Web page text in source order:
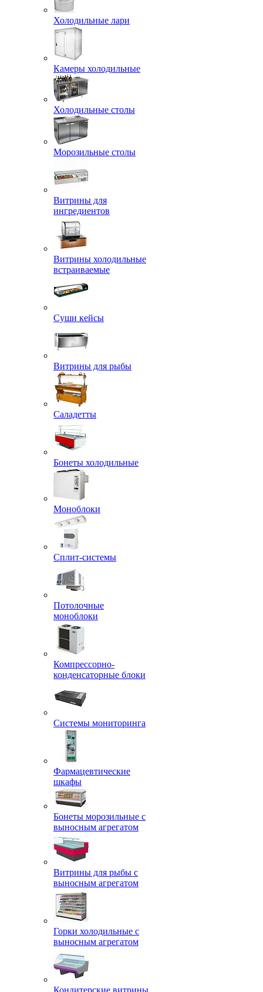
Холодильные лари
Камеры холодильные
Холодильные столы
Морозильные столы
Витрины для
ингредиентов
Витрины холодильные
встраиваемые
Суши кейсы
Витрины для рыбы
Саладетты
Бонеты холодильные
Моноблоки
Сплит-системы
Потолочные
моноблоки
Компрессорно-
конденсаторные блоки
Системы мониторинга
Фармацевтические
шкафы
Бонеты морозильные с
выносным агрегатом
Витрины для рыбы с
выносным агрегатом
Горки холодильные с
выносным агрегатом
Кондитерские витрины